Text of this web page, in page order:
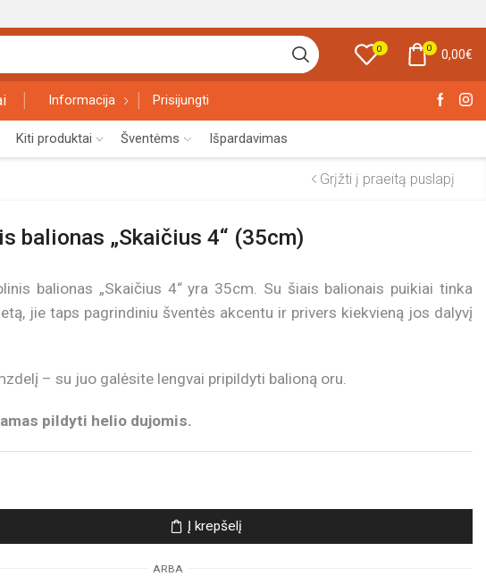
0 0 0,00€
Informacija Prisijungti
Kiti produktai Šventėms Išpardavimas
Grįžti į praeitą puslapį
balionas „Skaičius 4“ (35cm)
balionas „Skaičius 4“ yra 35cm. Su šiais balionais puikiai tinka
jie taps pagrindiniu šventės akcentu ir privers kiekvieną jos dalyvį
– su juo galėsite lengvai pripildyti balioną oru.
pildyti helio dujomis.
Į krepšelį
ARBA